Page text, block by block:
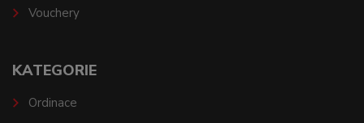
Vouchery
KATEGORIE
Ordinace